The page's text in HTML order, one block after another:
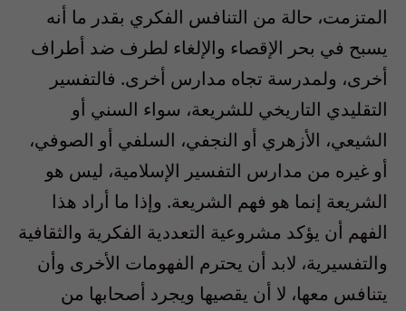
المتزمت، حالة من التنافس الفكري بقدر ما أنه
يسبح في بحر الإقصاء والإلغاء لطرف ضد أطراف
أخرى، ولمدرسة تجاه مدارس أخرى. فالتفسير
التقليدي التاريخي للشريعة، سواء السني أو
الشيعي، الأزهري أو النجفي، السلفي أو الصوفي،
أو غيره من مدارس التفسير الإسلامية، ليس هو
الشريعة إنما هو فهم الشريعة. وإذا ما أراد هذا
الفهم أن يؤكد مشروعية التعددية الفكرية والثقافية
والتفسيرية، لابد أن يحترم الفهومات الأخرى وأن
يتنافس معها، لا أن يقصيها ويجرد أصحابها من